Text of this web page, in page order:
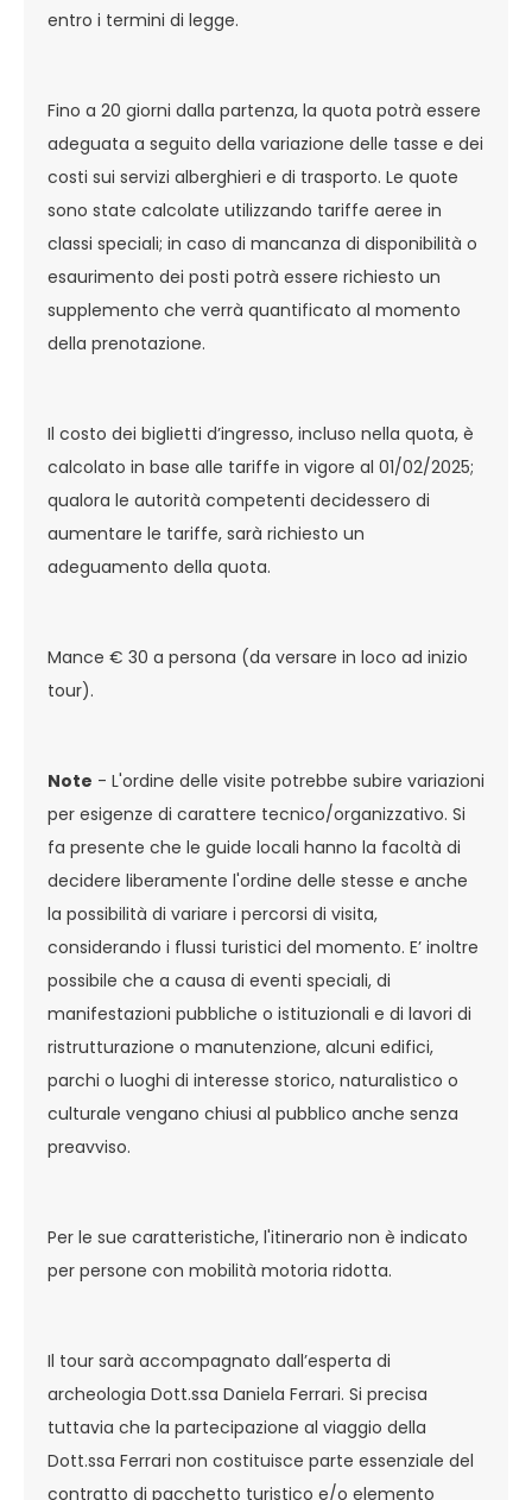
entro i termini di legge.
Fino a 20 giorni dalla partenza, la quota potrà essere
adeguata a seguito della variazione delle tasse e dei
costi sui servizi alberghieri e di trasporto. Le quote
sono state calcolate utilizzando tariffe aeree in
classi speciali; in caso di mancanza di disponibilità o
esaurimento dei posti potrà essere richiesto un
supplemento che verrà quantificato al momento
della prenotazione.
Il costo dei biglietti d’ingresso, incluso nella quota, è
calcolato in base alle tariffe in vigore al 01/02/2025;
qualora le autorità competenti decidessero di
aumentare le tariffe, sarà richiesto un
adeguamento della quota.
Mance € 30 a persona (da versare in loco ad inizio
tour).
Note - L'ordine delle visite potrebbe subire variazioni
per esigenze di carattere tecnico/organizzativo. Si
fa presente che le guide locali hanno la facoltà di
decidere liberamente l'ordine delle stesse e anche
la possibilità di variare i percorsi di visita,
considerando i flussi turistici del momento. E’ inoltre
possibile che a causa di eventi speciali, di
manifestazioni pubbliche o istituzionali e di lavori di
ristrutturazione o manutenzione, alcuni edifici,
parchi o luoghi di interesse storico, naturalistico o
culturale vengano chiusi al pubblico anche senza
preavviso.
Per le sue caratteristiche, l'itinerario non è indicato
per persone con mobilità motoria ridotta.
Il tour sarà accompagnato dall’esperta di
archeologia Dott.ssa Daniela Ferrari. Si precisa
tuttavia che la partecipazione al viaggio della
Dott.ssa Ferrari non costituisce parte essenziale del
contratto di pacchetto turistico e/o elemento